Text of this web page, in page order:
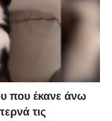
που έκανε άνω
τις